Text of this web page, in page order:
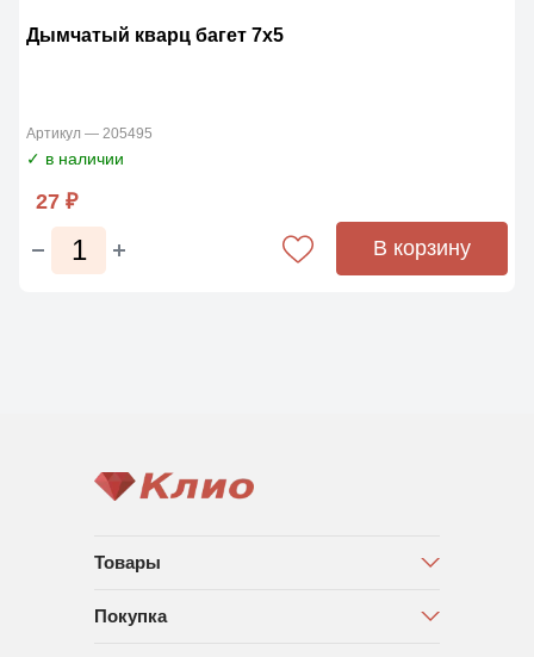
Дымчатый кварц багет 7х5
Артикул — 205495
✓ в наличии
27 ₽
В корзину
Товары
Покупка